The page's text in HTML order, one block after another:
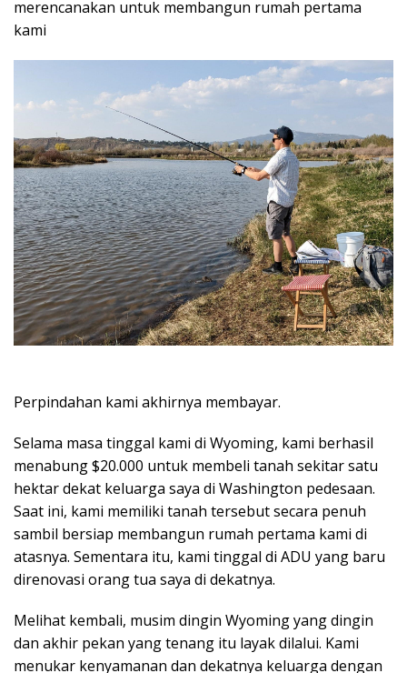
merencanakan untuk membangun rumah pertama
kami
Perpindahan kami akhirnya membayar.
Selama masa tinggal kami di Wyoming, kami berhasil
menabung $20.000 untuk membeli tanah sekitar satu
hektar dekat keluarga saya di Washington pedesaan.
Saat ini, kami memiliki tanah tersebut secara penuh
sambil bersiap membangun rumah pertama kami di
atasnya. Sementara itu, kami tinggal di ADU yang baru
direnovasi orang tua saya di dekatnya.
Melihat kembali, musim dingin Wyoming yang dingin
dan akhir pekan yang tenang itu layak dilalui. Kami
menukar kenyamanan dan dekatnya keluarga dengan